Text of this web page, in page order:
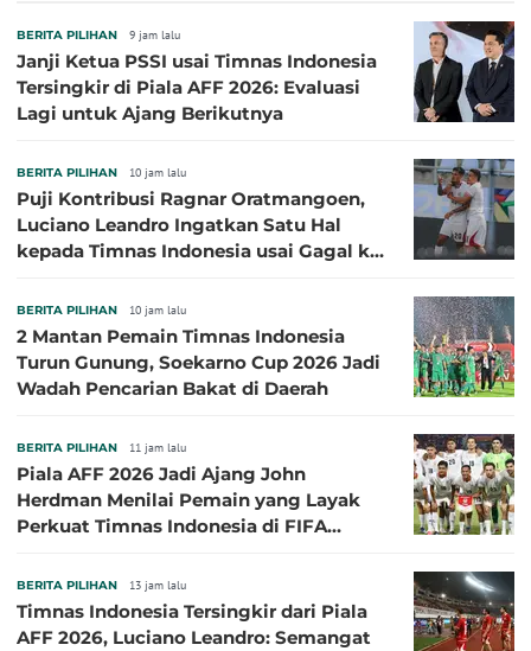
BERITA PILIHAN 9 jam lalu
Janji Ketua PSSI usai Timnas Indonesia
Tersingkir di Piala AFF 2026: Evaluasi
Lagi untuk Ajang Berikutnya
BERITA PILIHAN 10 jam lalu
Puji Kontribusi Ragnar Oratmangoen,
Luciano Leandro Ingatkan Satu Hal
kepada Timnas Indonesia usai Gagal ke
BERITA PILIHAN 10 jam lalu
2 Mantan Pemain Timnas Indonesia
Turun Gunung, Soekarno Cup 2026 Jadi
Wadah Pencarian Bakat di Daerah
BERITA PILIHAN 11 jam lalu
Piala AFF 2026 Jadi Ajang John
Herdman Menilai Pemain yang Layak
Perkuat Timnas Indonesia di FIFA
BERITA PILIHAN 13 jam lalu
Timnas Indonesia Tersingkir dari Piala
AFF 2026, Luciano Leandro: Semangat